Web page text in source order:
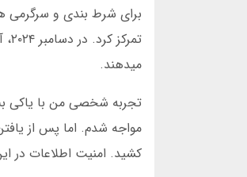
برای شرط بندی و سرگرمی
میدهند.
کشید. امنیت اطلاعات در